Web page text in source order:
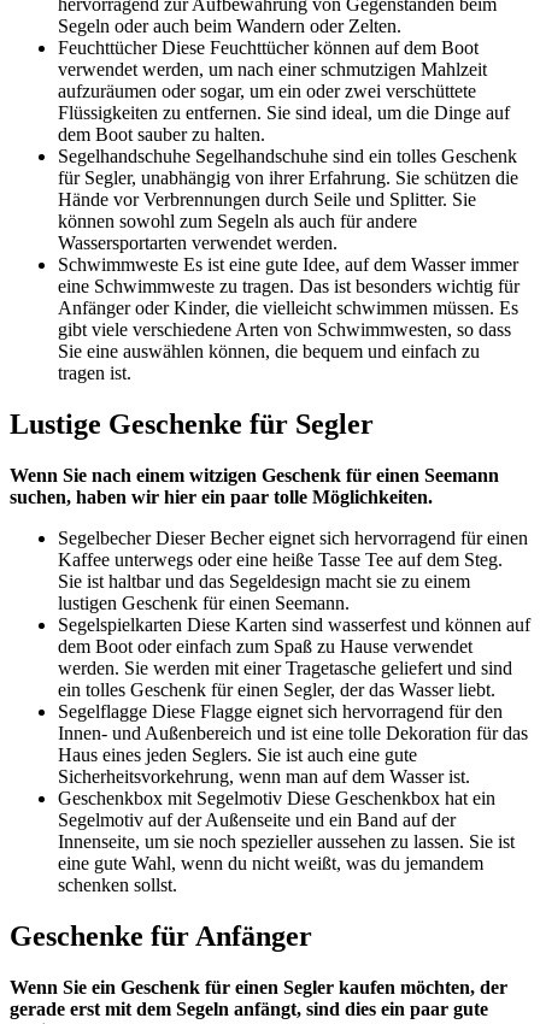
hervorragend zur Aufbewahrung von Gegenständen beim
Segeln oder auch beim Wandern oder Zelten.
Feuchttücher Diese Feuchttücher können auf dem Boot
verwendet werden, um nach einer schmutzigen Mahlzeit
aufzuräumen oder sogar, um ein oder zwei verschüttete
Flüssigkeiten zu entfernen. Sie sind ideal, um die Dinge auf
dem Boot sauber zu halten.
Segelhandschuhe Segelhandschuhe sind ein tolles Geschenk
für Segler, unabhängig von ihrer Erfahrung. Sie schützen die
Hände vor Verbrennungen durch Seile und Splitter. Sie
können sowohl zum Segeln als auch für andere
Wassersportarten verwendet werden.
Schwimmweste Es ist eine gute Idee, auf dem Wasser immer
eine Schwimmweste zu tragen. Das ist besonders wichtig für
Anfänger oder Kinder, die vielleicht schwimmen müssen. Es
gibt viele verschiedene Arten von Schwimmwesten, so dass
Sie eine auswählen können, die bequem und einfach zu
tragen ist.
Lustige Geschenke für Segler
Wenn Sie nach einem witzigen Geschenk für einen Seemann
suchen, haben wir hier ein paar tolle Möglichkeiten.
Segelbecher Dieser Becher eignet sich hervorragend für einen
Kaffee unterwegs oder eine heiße Tasse Tee auf dem Steg.
Sie ist haltbar und das Segeldesign macht sie zu einem
lustigen Geschenk für einen Seemann.
Segelspielkarten Diese Karten sind wasserfest und können auf
dem Boot oder einfach zum Spaß zu Hause verwendet
werden. Sie werden mit einer Tragetasche geliefert und sind
ein tolles Geschenk für einen Segler, der das Wasser liebt.
Segelflagge Diese Flagge eignet sich hervorragend für den
Innen- und Außenbereich und ist eine tolle Dekoration für das
Haus eines jeden Seglers. Sie ist auch eine gute
Sicherheitsvorkehrung, wenn man auf dem Wasser ist.
Geschenkbox mit Segelmotiv Diese Geschenkbox hat ein
Segelmotiv auf der Außenseite und ein Band auf der
Innenseite, um sie noch spezieller aussehen zu lassen. Sie ist
eine gute Wahl, wenn du nicht weißt, was du jemandem
schenken sollst.
Geschenke für Anfänger
Wenn Sie ein Geschenk für einen Segler kaufen möchten, der
gerade erst mit dem Segeln anfängt, sind dies ein paar gute